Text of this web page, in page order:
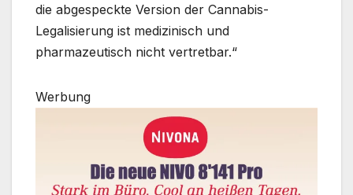
die abgespeckte Version der Cannabis-
Legalisierung ist medizinisch und
pharmazeutisch nicht vertretbar.“
Werbung